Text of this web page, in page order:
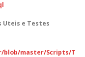
Uteis e Testes
blob/master/Scripts/T